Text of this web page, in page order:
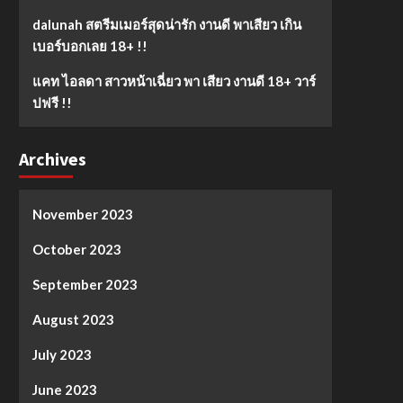
dalunah สตรีมเมอร์สุดน่ารัก งานดี พาเสียว เกิน
เบอร์บอกเลย 18+ !!
แคท ไอลดา สาวหน้าเฉี่ยว พา เสียว งานดี 18+ วาร์
ปฟรี !!
Archives
November 2023
October 2023
September 2023
August 2023
July 2023
June 2023